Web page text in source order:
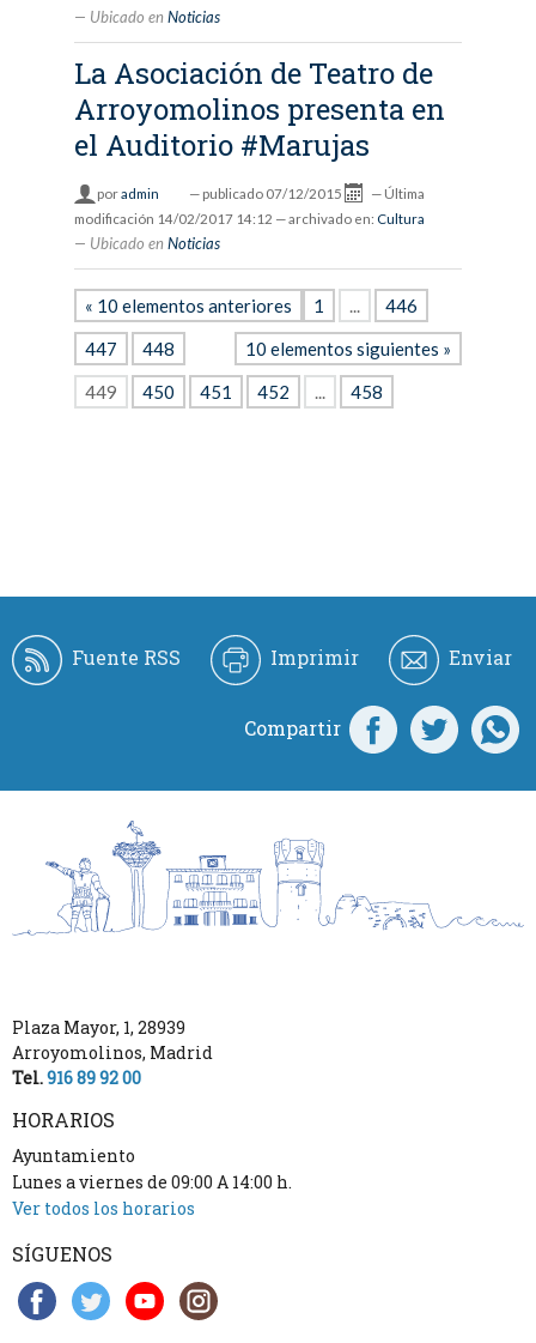
Ubicado en Noticias
La Asociación de Teatro de
Arroyomolinos presenta en
el Auditorio #Marujas
poradmin — publicado 07/12/2015 — Última
modificación 14/02/2017 14:12 — archivado en: Cultura
Ubicado en Noticias
« 10 elementos anteriores
10 elementos siguientes »
1 ...
446
447
448
449
450 451 452 ... 458
Fuente RSS Imprimir Enviar
Compartir
Plaza Mayor, 1, 28939
Arroyomolinos, Madrid
Tel.916 89 92 00
HORARIOS
Ayuntamiento
Lunes a viernes de 09:00 A 14:00 h.
Ver todos los horarios
SÍGUENOS